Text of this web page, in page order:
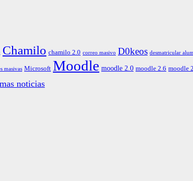
Chamilo chamilo 2.0 correo masivo D0keos desmatricular
masivas Microsoft Moodle moodle 2.0 moodle 2.6 moodle
noticias